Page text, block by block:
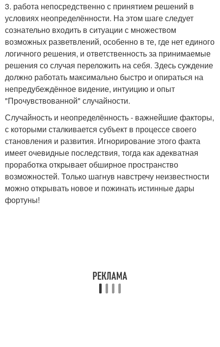
3. работа непосредственно с принятием решений в
условиях неопределённости. На этом шаге следует
сознательно входить в ситуации с множеством
возможных разветвлений, особенно в те, где нет единого
логичного решения, и ответственность за принимаемые
решения со случая переложить на себя. Здесь суждение
должно работать максимально быстро и опираться на
непредубеждённое видение, интуицию и опыт
"Прочувствованной" случайности.
Случайность и неопределённость - важнейшие факторы,
с которыми сталкивается субъект в процессе своего
становления и развития. Игнорирование этого факта
имеет очевидные последствия, тогда как адекватная
проработка открывает обширное пространство
возможностей. Только шагнув навстречу неизвестности
можно открывать новое и пожинать истинные дары
фортуны!